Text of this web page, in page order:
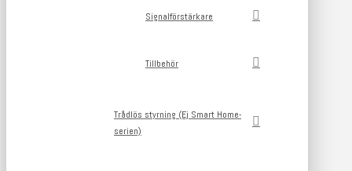
Signalförstärkare
Tillbehör
Trådlös styrning (Ej Smart Home-
serien)